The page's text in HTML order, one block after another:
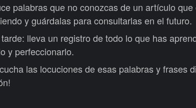
palabras que no conozcas de un artículo que
y guárdalas para consultarlas en el futuro.
lleva un registro de todo lo que has
y perfeccionarlo.
las locuciones de esas palabras y frases